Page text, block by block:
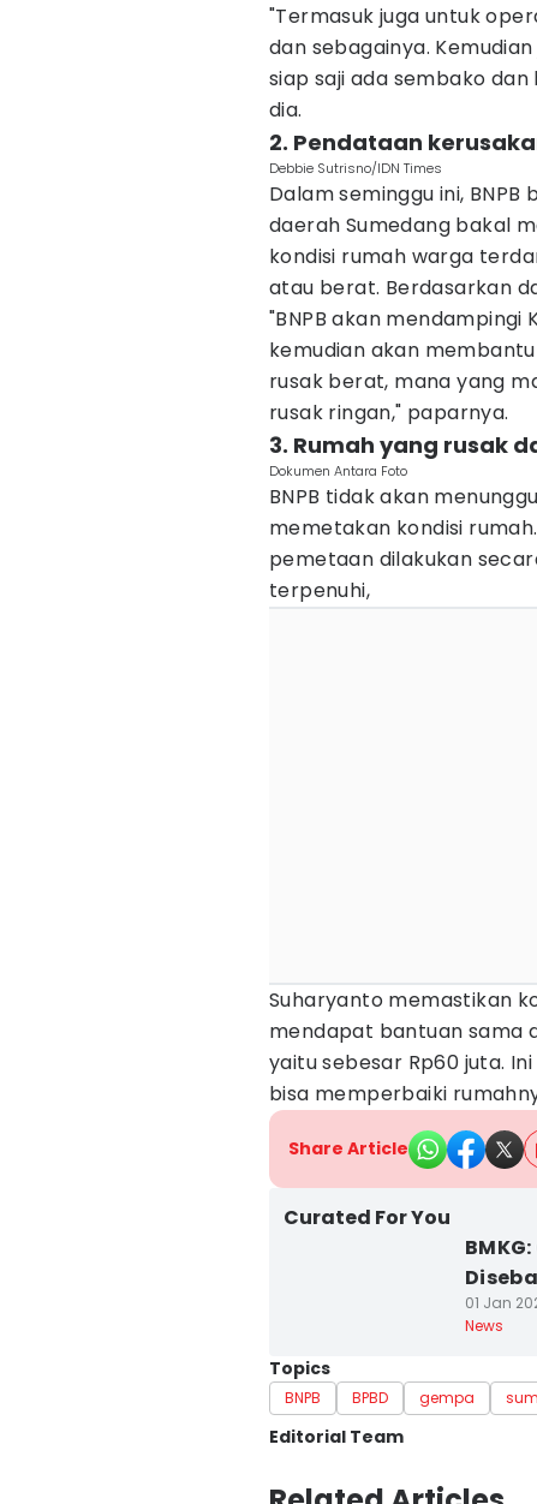
"Termasuk juga untuk
dan sebagainya.
siap saji ada sembako
dia.
2. Pendataan
Debbie Sutrisno/IDN Times
Dalam seminggu ini,
daerah Sumedang bakal
kondisi rumah warga
atau berat. Berdasarkan
"BNPB akan
kemudian akan
rusak berat, mana yang
rusak ringan," paparnya.
3. Rumah yang rusak
Dokumen Antara Foto
BNPB tidak akan
memetakan kondisi
pemetaan dilakukan
terpenuhi,
Suharyanto memastikan
mendapat bantuan sama
yaitu sebesar Rp60 juta.
bisa memperbaiki
Share Article
Curated For You
01 Jan
News
Topics
BNPB BPBD gempa
Editorial Team
Editor